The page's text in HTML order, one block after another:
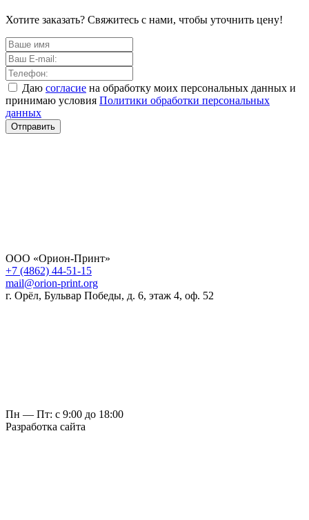
Хотите заказать? Свяжитесь с нами, чтобы уточнить цену!
Даю согласие на обработку моих персональных данных и
принимаю условия Политики обработки персональных
данных
Отправить
ООО «Орион-Принт»
+7 (4862) 44-51-15
mail@orion-print.org
г. Орёл, Бульвар Победы, д. 6, этаж 4, оф. 52
Пн — Пт: с 9:00 до 18:00
Разработка сайта